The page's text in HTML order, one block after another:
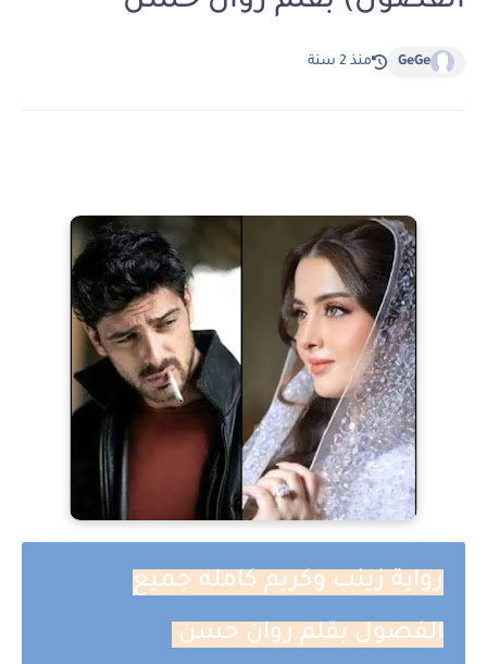
GeGe منذ 2 سنة
رواية زينب وكريم كامله جميع
الفصول بقلم روان حسن